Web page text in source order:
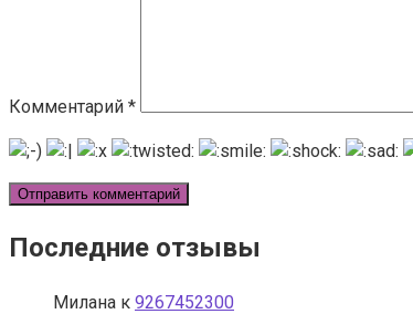
Комментарий *
Последние отзывы
Милана к 9267452300